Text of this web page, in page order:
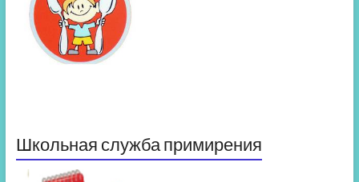
Школьная служба примирения